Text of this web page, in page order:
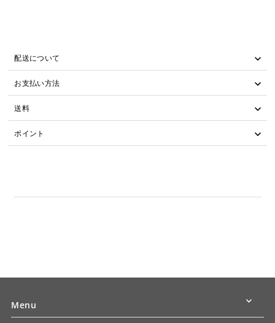
配送について
お支払い方法
送料
ポイント
Menu